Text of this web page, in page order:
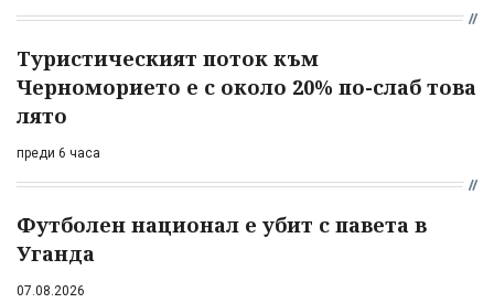
Туристическият поток към
Черноморието е с около 20% по-слаб това
лято
преди 6 часа
Футболен национал е убит с павета в
Уганда
07.08.2026